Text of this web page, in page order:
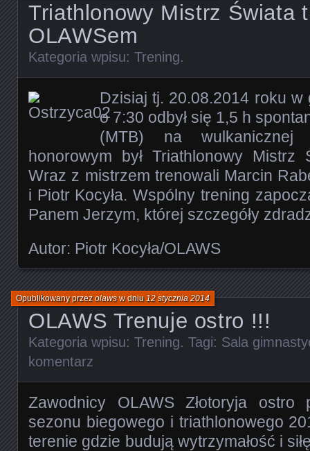
Triathlonowy Mistrz Świata
OLAWSem
Kategoria wpisu: Trening.
Dzisiaj tj. 20.08.2014 roku
o 7:30 odbył się 1,5 h
(MTB) na wulkanicznej
honorowym był Triathlonowy Mistrz
Wraz z mistrzem trenowali Marcin
i Piotr Kocyła. Wspólny trening
Panem Jerzym, której szczegóły
Autor: Piotr Kocyła/OLAWS
OLAWS Trenuje ostro !!!
Opublikowany przezolawsw dniu12 stycznia 2014
Kategoria wpisu: Trening. Tagi: Sala
komentarz
Zawodnicy OLAWS Złotoryja ostro
sezonu biegowego i triathlonowego
terenie gdzie budują wytrzymałość i